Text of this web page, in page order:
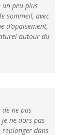
un peu plus
sommeil, avec
d’apaisement,
autour du
de ne pas
ne dors pas
replonger dans